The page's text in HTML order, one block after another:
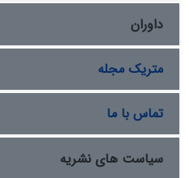
داوران
متریک مجله
تماس با ما
سیاست های نشریه